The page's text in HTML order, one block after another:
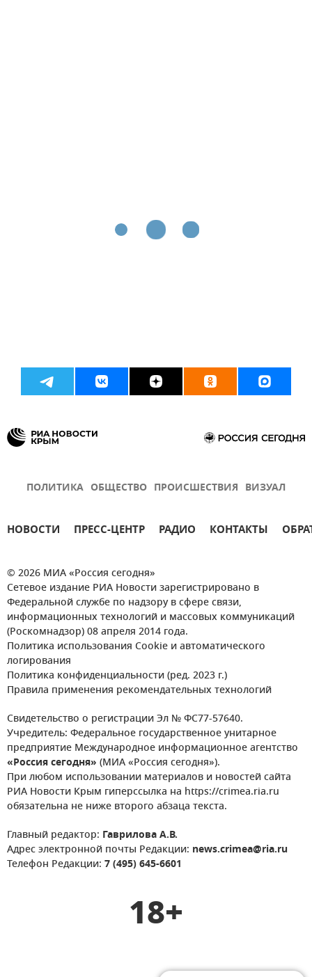
ПОЛИТИКА ОБЩЕСТВО ПРОИСШЕСТВИЯ ВИЗУАЛ
НОВОСТИ ПРЕСС-ЦЕНТР РАДИО КОНТАКТЫ
© 2026 МИА «Россия сегодня»
Сетевое издание РИА Новости зарегистрировано в
Федеральной службе по надзору в сфере связи,
информационных технологий и массовых коммуникаций
(Роскомнадзор) 08 апреля 2014 года.
Политика использования Cookie и автоматического
логирования
Политика конфиденциальности (ред. 2023 г.)
Правила применения рекомендательных технологий
Свидетельство о регистрации Эл № ФС77-57640.
Учредитель: Федеральное государственное унитарное
предприятие Международное информационное агентство
«Россия сегодня» (МИА «Россия сегодня»).
При любом использовании материалов и новостей сайта
РИА Новости Крым гиперссылка на https://crimea.ria.ru
обязательна не ниже второго абзаца текста.
Главный редактор: Гаврилова А.В.
Адрес электронной почты Редакции: news.crimea@ria.ru
Телефон Редакции: 7 (495) 645-6601
18+